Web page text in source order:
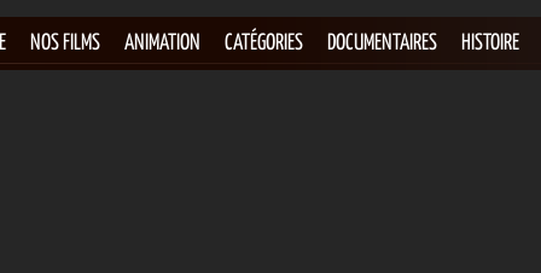
NOS FILMS ANIMATION CATÉGORIES DOCUMENTAIRES HISTOIRE